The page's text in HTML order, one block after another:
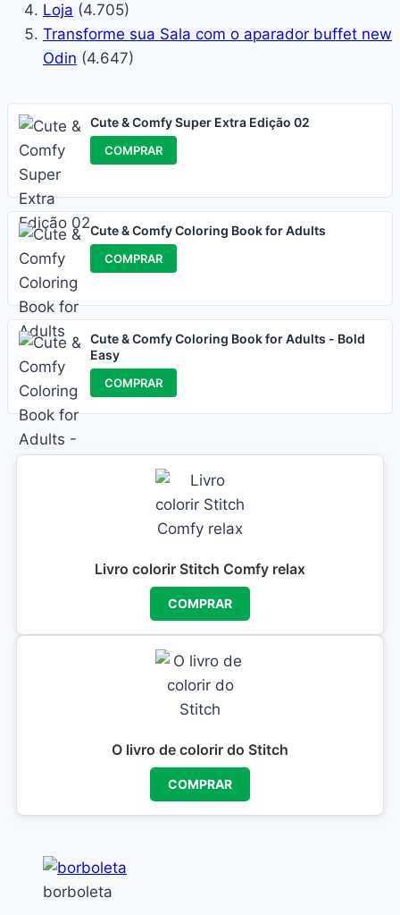
Loja (4.705)
Transforme sua Sala com o aparador buffet new
Odin (4.647)
Cute & Comfy Super Extra Edição 02
COMPRAR
Cute & Comfy Coloring Book for Adults
COMPRAR
Cute & Comfy Coloring Book for Adults - Bold
Easy
COMPRAR
Livro colorir Stitch Comfy relax
COMPRAR
O livro de colorir do Stitch
COMPRAR
borboleta